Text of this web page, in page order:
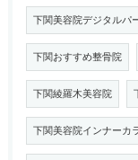
下関美容院デジタルパ
下関おすすめ整骨院
下関綾羅木美容院
下関美容院インナーカ